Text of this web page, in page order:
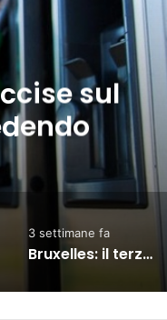
3 settimane fa
Bruxelles: il terzo Consiglio sul commercio Ue-India, partnership rafforzata